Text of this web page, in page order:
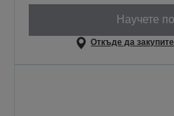
Научете
Откъде да закупите